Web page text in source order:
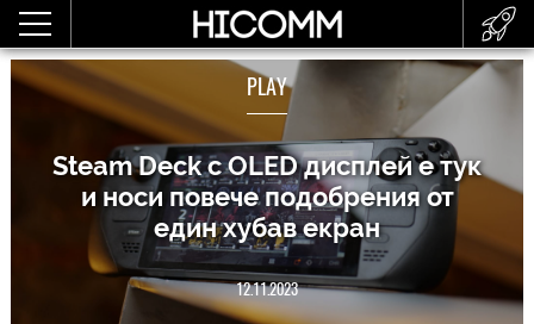
PLAY
Steam Deck с OLED дисплей е тук
и носи повече подобрения от
един хубав екран
12.11.2023